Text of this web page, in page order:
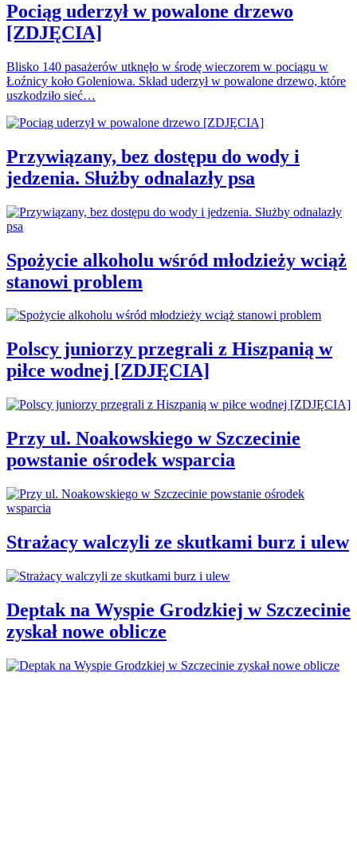
Pociąg uderzył w powalone drzewo
[ZDJĘCIA]
Blisko 140 pasażerów utknęło w środę wieczorem w pociągu w
Łoźnicy koło Goleniowa. Skład uderzył w powalone drzewo, które
uszkodziło sieć…
Przywiązany, bez dostępu do wody i
jedzenia. Służby odnalazły psa
Spożycie alkoholu wśród młodzieży wciąż
stanowi problem
Polscy juniorzy przegrali z Hiszpanią w
piłce wodnej [ZDJĘCIA]
Przy ul. Noakowskiego w Szczecinie
powstanie ośrodek wsparcia
Strażacy walczyli ze skutkami burz i ulew
Deptak na Wyspie Grodzkiej w Szczecinie
zyskał nowe oblicze